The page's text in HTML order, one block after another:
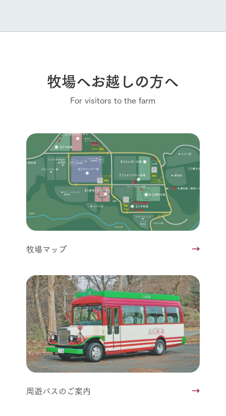
牧場へお越しの方へ
For visitors to the farm
牧場マップ
周遊バスのご案内